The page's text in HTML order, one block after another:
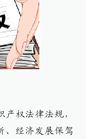
权法律法规，
、经济发展保驾